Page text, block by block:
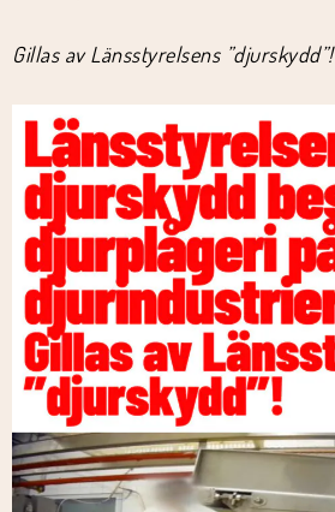
Gillas av Länsstyrelsens ”djurskydd”!